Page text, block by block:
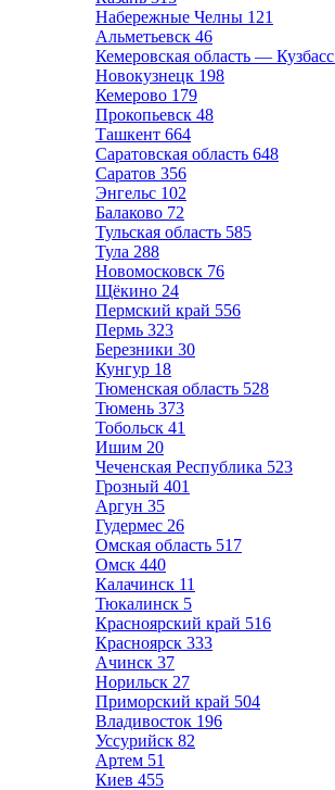
Набережные Челны 121
Альметьевск 46
Кемеровская область — Кузбасс
Новокузнецк 198
Кемерово 179
Прокопьевск 48
Ташкент 664
Саратовская область 648
Саратов 356
Энгельс 102
Балаково 72
Тульская область 585
Тула 288
Новомосковск 76
Щёкино 24
Пермский край 556
Пермь 323
Березники 30
Кунгур 18
Тюменская область 528
Тюмень 373
Тобольск 41
Ишим 20
Чеченская Республика 523
Грозный 401
Аргун 35
Гудермес 26
Омская область 517
Омск 440
Калачинск 11
Тюкалинск 5
Красноярский край 516
Красноярск 333
Ачинск 37
Норильск 27
Приморский край 504
Владивосток 196
Уссурийск 82
Артем 51
Киев 455